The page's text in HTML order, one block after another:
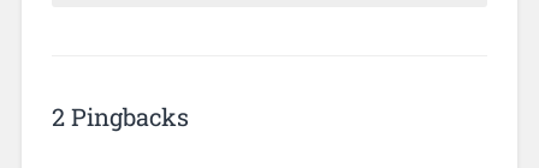
2 Pingbacks